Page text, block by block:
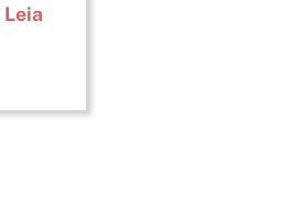
Leia